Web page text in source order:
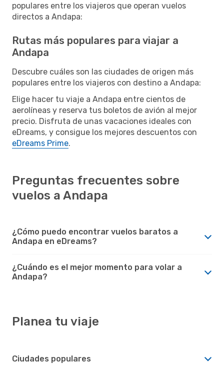
populares entre los viajeros que operan vuelos
directos a Andapa:
Rutas más populares para viajar a
Andapa
Descubre cuáles son las ciudades de origen más
populares entre los viajeros con destino a Andapa:
Elige hacer tu viaje a Andapa entre cientos de
aerolíneas y reserva tus boletos de avión al mejor
precio. Disfruta de unas vacaciones ideales con
eDreams, y consigue los mejores descuentos con
eDreams Prime.
Preguntas frecuentes sobre
vuelos a Andapa
¿Cómo puedo encontrar vuelos baratos a
Andapa en eDreams?
¿Cuándo es el mejor momento para volar a
Andapa?
Planea tu viaje
Ciudades populares